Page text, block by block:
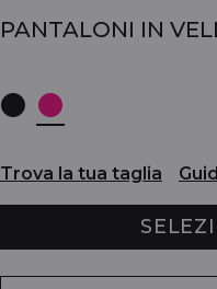
PANTALONI IN
Trova la tua taglia